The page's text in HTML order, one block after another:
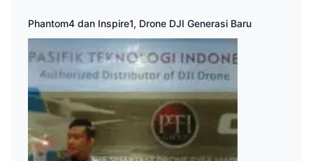
Phantom4 dan Inspire1, Drone DJI Generasi Baru